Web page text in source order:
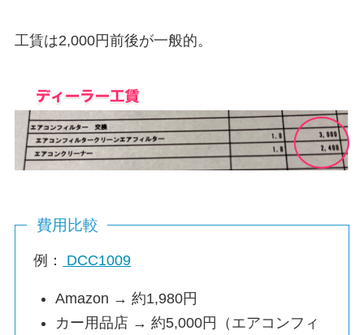
工賃は2,000円前後が一般的。
費用比較
例： DCC1009
Amazon → 約1,980円
カー用品店 → 約5,000円（エアコンフィ